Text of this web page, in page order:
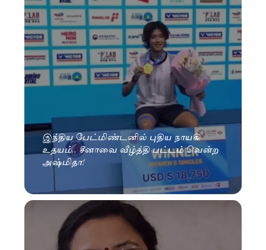
இந்திய பேட்மிண்டனில் புதிய நாயகி
உதயம்.. சீனாவை வீழ்த்தி பட்டம் வென்ற
அஷ்மிதா!